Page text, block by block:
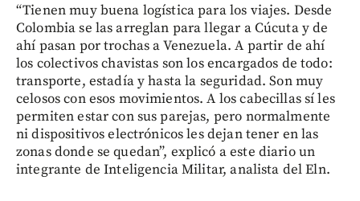
“Tienen muy buena logística para los viajes. Desde
Colombia se las arreglan para llegar a Cúcuta y de
ahí pasan por trochas a Venezuela. A partir de ahí
los colectivos chavistas son los encargados de todo:
transporte, estadía y hasta la seguridad. Son muy
celosos con esos movimientos. A los cabecillas sí les
permiten estar con sus parejas, pero normalmente
ni dispositivos electrónicos les dejan tener en las
zonas donde se quedan”, explicó a este diario un
integrante de Inteligencia Militar, analista del Eln.